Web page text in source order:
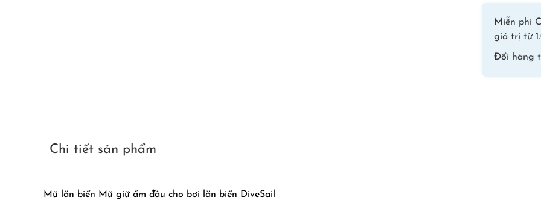
Miễn phí
giá trị từ
Đổi hàng
Chi tiết sản phẩm
Mũ lặn biển Mũ giữ ấm đầu cho bơi lặn biển DiveSail